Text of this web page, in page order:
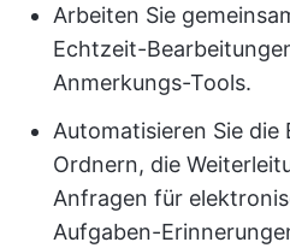
Arbeiten Sie
Echtzeit-
Anmerkungs-Tools.
Automatisieren Sie die
Ordnern, die
Anfragen für
Aufgaben-